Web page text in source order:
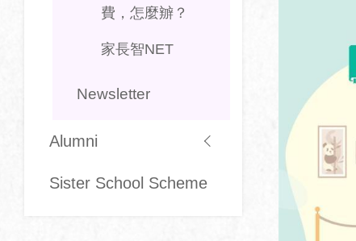
費，怎麼辧？
家長智NET
Newsletter
Alumni
Sister School Scheme